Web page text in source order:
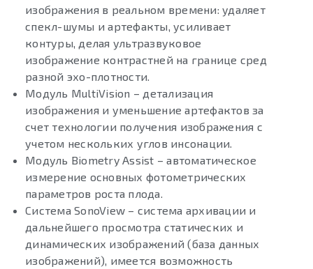
изображения в реальном времени: удаляет
спекл-шумы и артефакты, усиливает
контуры, делая ультразвуковое
изображение контрастней на границе сред
разной эхо-плотности.
Модуль MultiVision – детализация
изображения и уменьшение артефактов за
счет технологии получения изображения с
учетом нескольких углов инсонации.
Модуль Biometry Assist – автоматическое
измерение основных фотометрических
параметров роста плода.
Система SonoView – система архивации и
дальнейшего просмотра статических и
динамических изображений (база данных
изображений), имеется возможность